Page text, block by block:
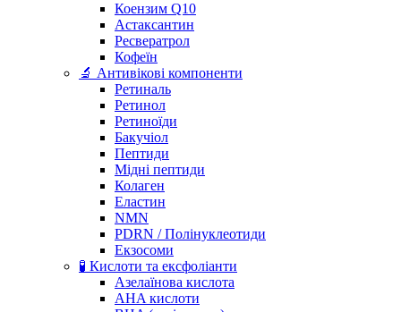
Коензим Q10
Астаксантин
Ресвератрол
Кофеїн
🔬 Антивікові компоненти
Ретиналь
Ретинол
Ретиноїди
Бакучіол
Пептиди
Мідні пептиди
Колаген
Еластин
NMN
PDRN / Полінуклеотиди
Екзосоми
🧪 Кислоти та ексфоліанти
Азелаїнова кислота
AHA кислоти